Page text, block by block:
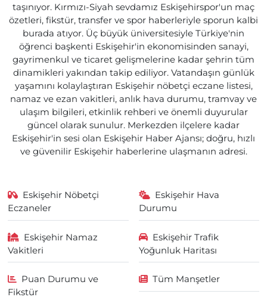
taşınıyor. Kırmızı-Siyah sevdamız Eskişehirspor'un maç
özetleri, fikstür, transfer ve spor haberleriyle sporun kalbi
burada atıyor. Üç büyük üniversitesiyle Türkiye'nin
öğrenci başkenti Eskişehir'in ekonomisinden sanayi,
gayrimenkul ve ticaret gelişmelerine kadar şehrin tüm
dinamikleri yakından takip ediliyor. Vatandaşın günlük
yaşamını kolaylaştıran Eskişehir nöbetçi eczane listesi,
namaz ve ezan vakitleri, anlık hava durumu, tramvay ve
ulaşım bilgileri, etkinlik rehberi ve önemli duyurular
güncel olarak sunulur. Merkezden ilçelere kadar
Eskişehir'in sesi olan Eskişehir Haber Ajansı; doğru, hızlı
ve güvenilir Eskişehir haberlerine ulaşmanın adresi.
Eskişehir Nöbetçi
Eczaneler
Eskişehir Hava
Durumu
Eskişehir Namaz
Vakitleri
Eskişehir Trafik
Yoğunluk Haritası
Puan Durumu ve
Fikstür
Tüm Manşetler